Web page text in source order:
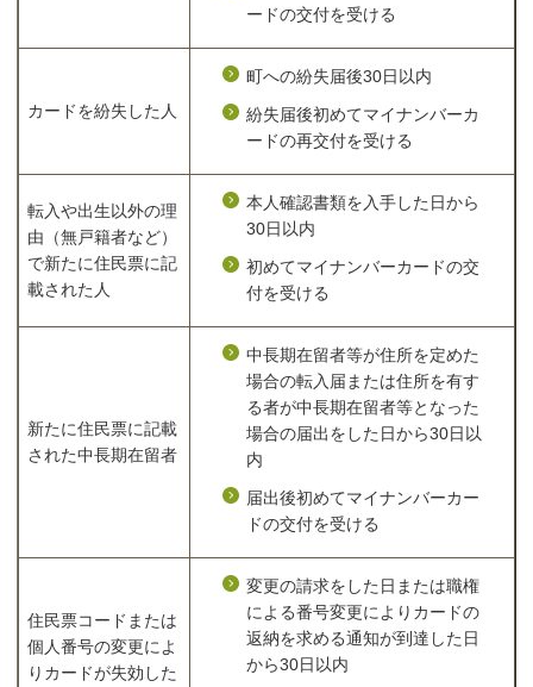
ードの交付を受ける
カードを紛失した人
町への紛失届後30日以内
紛失届後初めてマイナンバーカ
ードの再交付を受ける
転入や出生以外の理
由（無戸籍者など）
で新たに住民票に記
載された人
本人確認書類を入手した日から
30日以内
初めてマイナンバーカードの交
付を受ける
新たに住民票に記載
された中長期在留者
中長期在留者等が住所を定めた
場合の転入届または住所を有す
る者が中長期在留者等となった
場合の届出をした日から30日以
内
届出後初めてマイナンバーカー
ドの交付を受ける
住民票コードまたは
個人番号の変更によ
りカードが失効した
変更の請求をした日または職権
による番号変更によりカードの
返納を求める通知が到達した日
から30日以内